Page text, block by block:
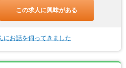
この求人に興味がある
にお話を伺ってきました